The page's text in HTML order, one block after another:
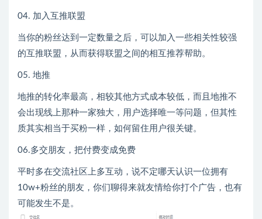
04. 加入互推联盟
当你的粉丝达到一定数量之后，可以加入一些相关性较强
的互推联盟，从而获得联盟之间的相互推荐帮助。
05. 地推
地推的转化率最高，相较其他方式成本较低，而且地推不
会出现线上那种一家独大，用户选择唯一等问题，但其性
质其实相当于买粉一样，如何留住用户很关键。
06.多交朋友，把付费变成免费
平时多在交流社区上多互动，说不定哪天认识一位拥有
10w+粉丝的朋友，你们聊得来就友情给你打个广告，也有
可能发生不是。